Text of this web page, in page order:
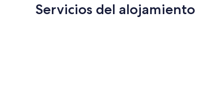
Servicios del alojamiento